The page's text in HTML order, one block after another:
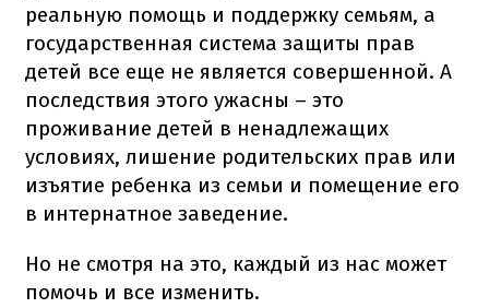
реальную помощь и поддержку семьям, а
государственная система защиты прав
детей все еще не является совершенной. А
последствия этого ужасны – это
проживание детей в ненадлежащих
условиях, лишение родительских прав или
изъятие ребенка из семьи и помещение его
в интернатное заведение.
Но не смотря на это, каждый из нас может
помочь и все изменить.